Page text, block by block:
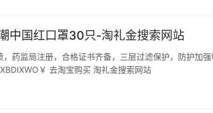
中国红口罩30只-淘礼金搜索网站
药监局注册，合格证书齐备，三层过滤保护，防护加强
￥ 去淘宝购买 淘礼金搜索网站